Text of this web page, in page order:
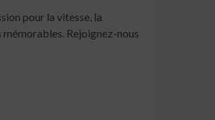
pour la vitesse, la
Rejoignez-nous